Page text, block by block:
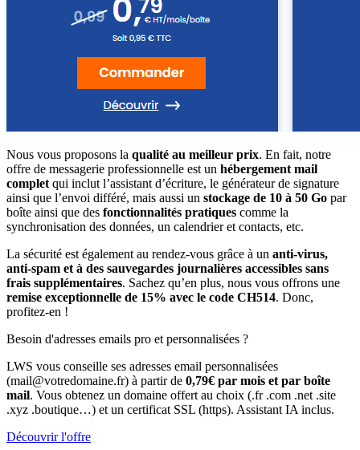
Nous vous proposons la qualité au meilleur prix. En fait, notre
offre de messagerie professionnelle est un hébergement mail
complet qui inclut l’assistant d’écriture, le générateur de signature
ainsi que l’envoi différé, mais aussi un stockage de 10 à 50 Go par
boîte ainsi que des fonctionnalités pratiques comme la
synchronisation des données, un calendrier et contacts, etc.
La sécurité est également au rendez-vous grâce à un anti-virus,
anti-spam et à des sauvegardes journalières accessibles sans
frais supplémentaires. Sachez qu’en plus, nous vous offrons une
remise exceptionnelle de 15% avec le code CH514. Donc,
profitez-en !
Besoin d'adresses emails pro et personnalisées ?
LWS vous conseille ses adresses email personnalisées
(mail@votredomaine.fr) à partir de 0,79€ par mois et par boîte
mail. Vous obtenez un domaine offert au choix (.fr .com .net .site
.xyz .boutique…) et un certificat SSL (https). Assistant IA inclus.
Découvrir l'offre